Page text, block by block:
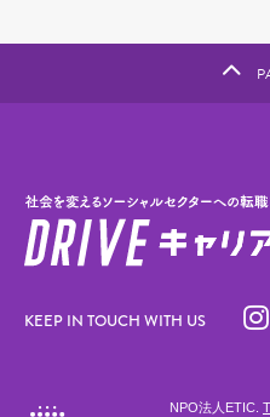
KEEP IN TOUCH WITH US
NPO法人ETIC.